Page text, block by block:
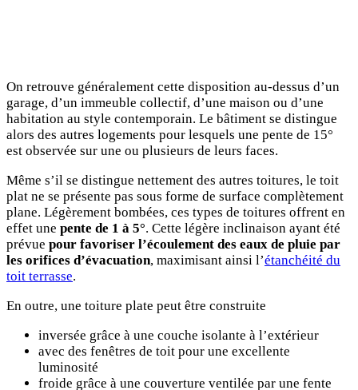
On retrouve généralement cette disposition au-dessus d’un
garage, d’un immeuble collectif, d’une maison ou d’une
habitation au style contemporain. Le bâtiment se distingue
alors des autres logements pour lesquels une pente de 15°
est observée sur une ou plusieurs de leurs faces.
Même s’il se distingue nettement des autres toitures, le toit
plat ne se présente pas sous forme de surface complètement
plane. Légèrement bombées, ces types de toitures offrent en
effet une pente de 1 à 5°. Cette légère inclinaison ayant été
prévue pour favoriser l’écoulement des eaux de pluie par
les orifices d’évacuation, maximisant ainsi l’étanchéité du
toit terrasse.
En outre, une toiture plate peut être construite
inversée grâce à une couche isolante à l’extérieur
avec des fenêtres de toit pour une excellente
luminosité
froide grâce à une couverture ventilée par une fente